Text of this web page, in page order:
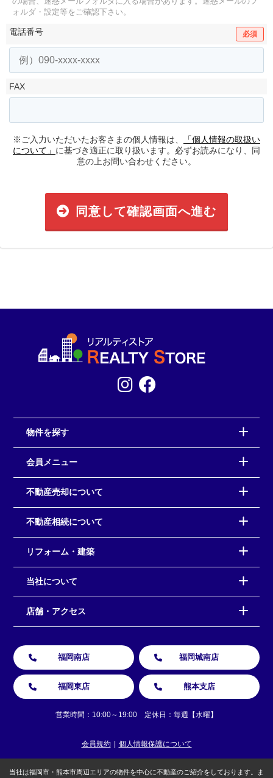
ォルダ・設定等をご確認下さい。
電話番号 必須
FAX
※ご入力いただいたお客さまの個人情報は、
「個人情報の取扱い
について」 に基づき適正に取り扱います。必ずお読みになり、同
意の上お問い合わせください。
同意して確認画面へ進む
物件を探す
会員メニュー
不動産売却について
不動産相続について
リフォーム・建築
当社について
店舗・アクセス
福岡南店 福岡城南店
福岡東店 熊本支店
営業時間：10:00～19:00 定休日：毎週【水曜】
会員規約 個人情報保護について
当社は福岡市・熊本市周辺エリアの物件を中心に不動産のご紹介をしております。ま